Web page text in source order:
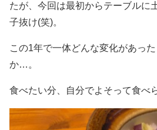
たが、今回は最初からテーブルに
子抜け(笑)。
この1年で一体どんな変化があっ
か…。
食べたい分、自分でよそって食べ